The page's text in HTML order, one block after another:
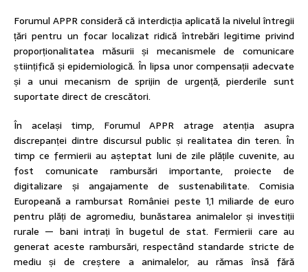
Forumul APPR consideră că interdicția aplicată la nivelul întregii
țări pentru un focar localizat ridică întrebări legitime privind
proporționalitatea măsurii și mecanismele de comunicare
științifică și epidemiologică. În lipsa unor compensații adecvate
și a unui mecanism de sprijin de urgență, pierderile sunt
suportate direct de crescători.
În același timp, Forumul APPR atrage atenția asupra
discrepanței dintre discursul public și realitatea din teren. În
timp ce fermierii au așteptat luni de zile plățile cuvenite, au
fost comunicate rambursări importante, proiecte de
digitalizare și angajamente de sustenabilitate. Comisia
Europeană a rambursat României peste 1,1 miliarde de euro
pentru plăți de agromediu, bunăstarea animalelor și investiții
rurale — bani intrați în bugetul de stat. Fermierii care au
generat aceste rambursări, respectând standarde stricte de
mediu și de creștere a animalelor, au rămas însă fără